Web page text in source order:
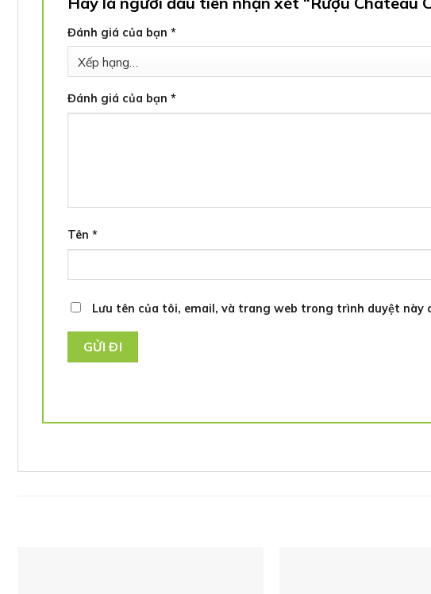
Đánh giá của bạn *
Đánh giá của bạn *
Tên *
Lưu tên của tôi, email, và trang web trong trình duyệt này